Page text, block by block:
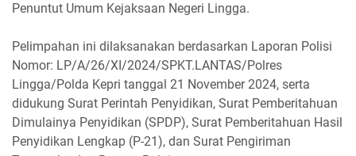
Penuntut Umum Kejaksaan Negeri Lingga.
Pelimpahan ini dilaksanakan berdasarkan Laporan Polisi
Nomor: LP/A/26/XI/2024/SPKT.LANTAS/Polres
Lingga/Polda Kepri tanggal 21 November 2024, serta
didukung Surat Perintah Penyidikan, Surat Pemberitahuan
Dimulainya Penyidikan (SPDP), Surat Pemberitahuan Hasil
Penyidikan Lengkap (P-21), dan Surat Pengiriman